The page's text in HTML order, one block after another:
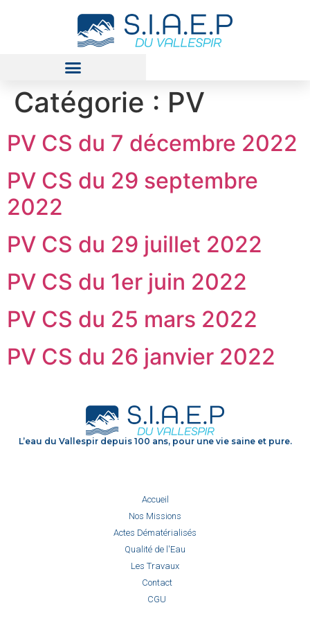
Catégorie : PV
PV CS du 7 décembre 2022
PV CS du 29 septembre
2022
PV CS du 29 juillet 2022
PV CS du 1er juin 2022
PV CS du 25 mars 2022
PV CS du 26 janvier 2022
L’eau du Vallespir depuis 100 ans, pour une vie saine et pure.
Accueil
Nos Missions
Actes Dématérialisés
Qualité de l'Eau
Les Travaux
Contact
CGU